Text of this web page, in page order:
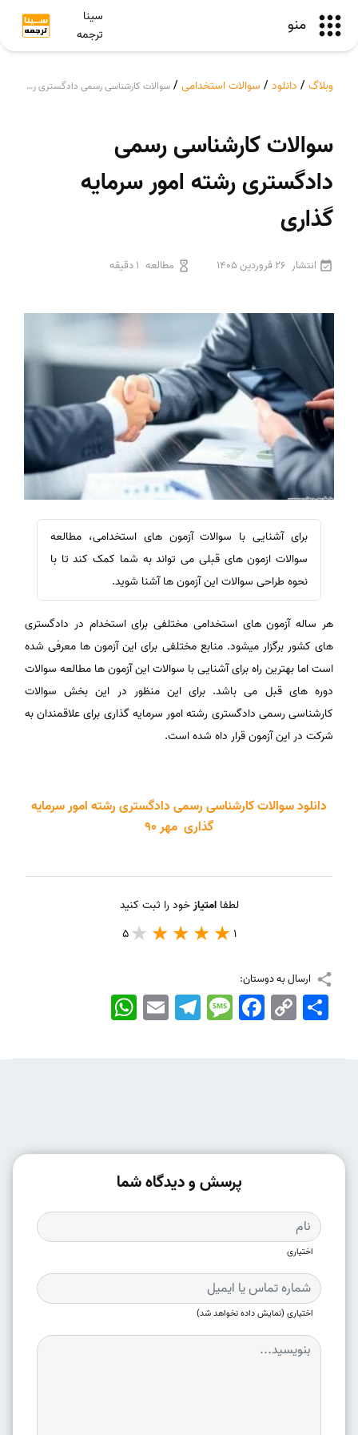
منو
سینا
ترجمه
وبلاگ / دانلود / سوالات استخدامی / سوالات کارشناسی رسمی دادگستری رشته امور سرمایه گذاری
سوالات کارشناسی رسمی
دادگستری رشته امور سرمایه
گذاری
انتشار 26 فروردین 1405 مطالعه 1 دقیقه
برای آشنایی با سوالات آزمون های استخدامی، مطالعه
سوالات ازمون های قبلی می تواند به شما کمک کند تا با
نحوه طراحی سوالات این آزمون ها آشنا شوید.
هر ساله آزمون های استخدامی مختلفی برای استخدام در دادگستری
های کشور برگزار میشود. منابع مختلفی برای این آزمون ها معرفی شده
است اما بهترین راه برای آشنایی با سوالات این آزمون ها مطالعه سوالات
دوره های قبل می باشد. برای این منظور در این بخش سوالات
کارشناسی رسمی دادگستری رشته امور سرمایه گذاری برای علاقمندان به
شرکت در این آزمون قرار داه شده است.
دانلود سوالات کارشناسی رسمی دادگستری رشته امور سرمایه
گذاری مهر 90
لطفاامتیازخود را ثبت کنید
1
5
ارسال به دوستان:
WhatsApp EmailTelegramMessageFacebook Copy
Link
اشتراک
پرسش و دیدگاه شما
اختیاری
اختیاری (نمایش داده نخواهد شد)